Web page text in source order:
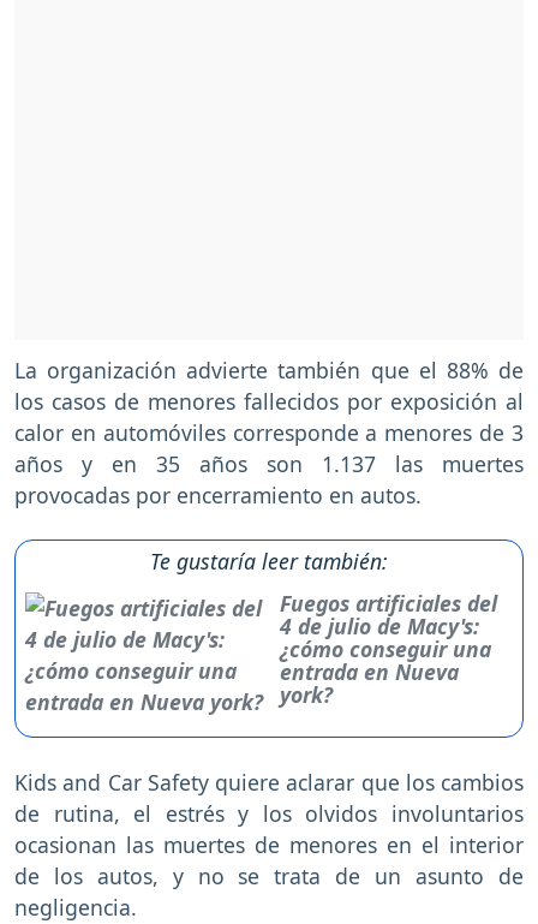
La organización advierte también que el 88% de
los casos de menores fallecidos por exposición al
calor en automóviles corresponde a menores de 3
años y en 35 años son 1.137 las muertes
provocadas por encerramiento en autos.
Te gustaría leer también:
Fuegos artificiales del
4 de julio de Macy's:
¿cómo conseguir una
entrada en Nueva
york?
Kids and Car Safety quiere aclarar que los cambios
de rutina, el estrés y los olvidos involuntarios
ocasionan las muertes de menores en el interior
de los autos, y no se trata de un asunto de
negligencia.